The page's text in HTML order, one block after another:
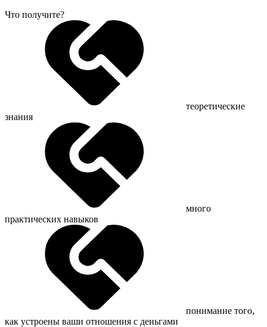
Что получите?
теоретические
знания
много
практических навыков
понимание того,
как устроены ваши отношения с деньгами